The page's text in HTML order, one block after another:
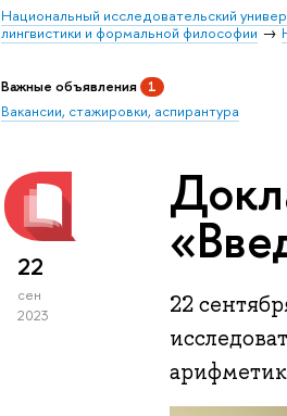
Национальный исследовательский
лингвистики и формальной философии
Важные объявления 1
Вакансии, стажировки, аспирантура
22
сен
2023
22